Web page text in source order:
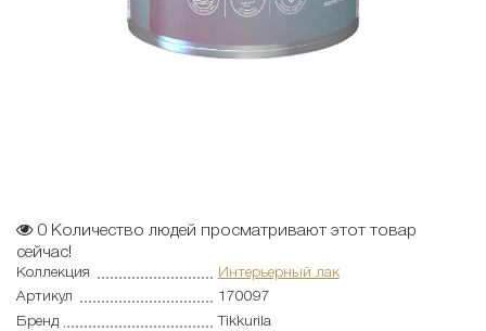
0 Количество людей просматривают этот товар
сейчас!
Коллекция
Интерьерный лак
Артикул
170097
Бренд
Tikkurila